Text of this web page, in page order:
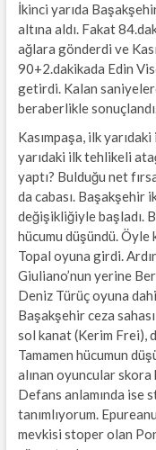
İkinci yarıda
altına aldı. Fakat
ağlara gönderdi ve
90+2.dakikada Edin
getirdi. Kalan
beraberlikle
Kasımpaşa, ilk
yarıdaki ilk tehlikeli
yaptı? Bulduğu net
da cabası. Başakşehir
değişikliğiyle başladı.
hücumu düşündü.
Topal oyuna girdi.
Giuliano’nun yerine
Deniz Türüç oyuna
Başakşehir ceza
sol kanat (Kerim Frei),
Tamamen hücumun
alınan oyuncular skora
Defans anlamında ise
tanımlıyorum.
mevkisi stoper olan